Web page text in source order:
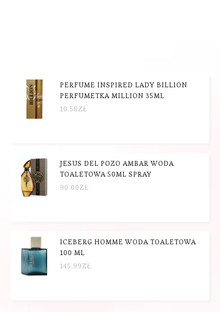
PERFUME INSPIRED LADY BILLION
PERFUMETKA MILLION 35ML
10.50ZŁ
JESUS DEL POZO AMBAR WODA
TOALETOWA 50ML SPRAY
90.00ZŁ
ICEBERG HOMME WODA TOALETOWA
100 ML
145.99ZŁ